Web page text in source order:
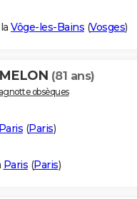
Vôge-les-Bains (Vosges)
(81 ans)
obsèques
Paris (Paris)
Paris (Paris)